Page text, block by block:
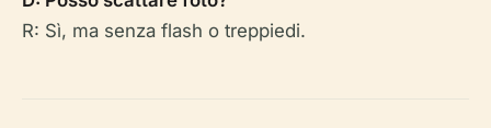
R: Sì, ma senza flash o treppiedi.